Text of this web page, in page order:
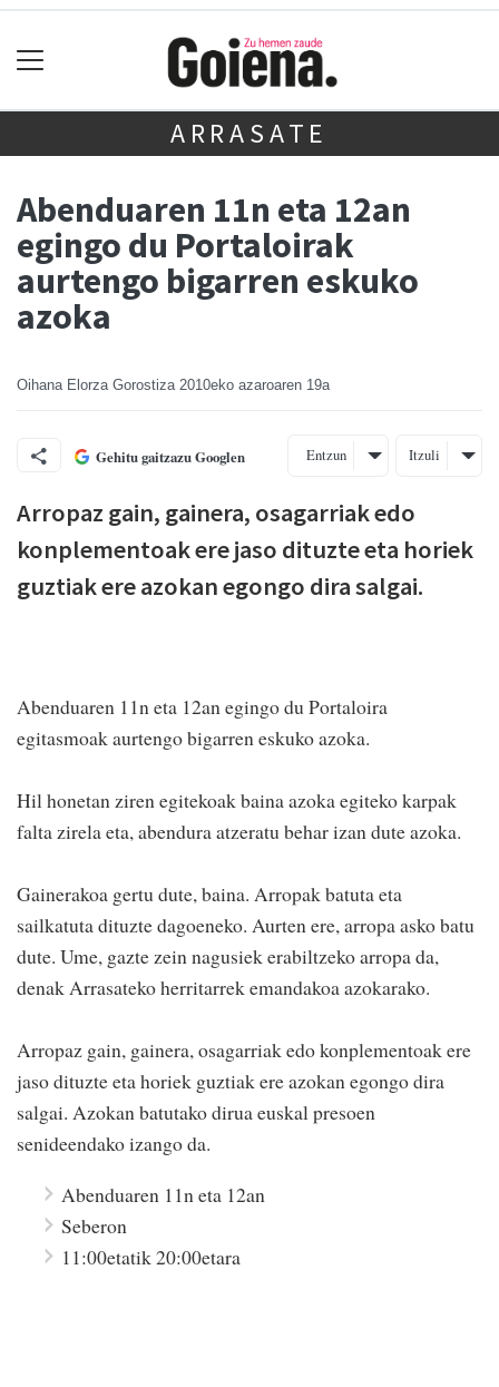
ARRASATE
Abenduaren 11n eta 12an
egingo du Portaloirak
aurtengo bigarren eskuko
azoka
Oihana Elorza Gorostiza 2010eko azaroaren 19a
Gehitu gaitzazu Googlen Entzun Itzuli
Arropaz gain, gainera, osagarriak edo
konplementoak ere jaso dituzte eta horiek
guztiak ere azokan egongo dira salgai.
Abenduaren 11n eta 12an egingo du Portaloira
egitasmoak aurtengo bigarren eskuko azoka.
Hil honetan ziren egitekoak baina azoka egiteko karpak
falta zirela eta, abendura atzeratu behar izan dute azoka.
Gainerakoa gertu dute, baina. Arropak batuta eta
sailkatuta dituzte dagoeneko. Aurten ere, arropa asko batu
dute. Ume, gazte zein nagusiek erabiltzeko arropa da,
denak Arrasateko herritarrek emandakoa azokarako.
Arropaz gain, gainera, osagarriak edo konplementoak ere
jaso dituzte eta horiek guztiak ere azokan egongo dira
salgai. Azokan batutako dirua euskal presoen
senideendako izango da.
Abenduaren 11n eta 12an
Seberon
11:00etatik 20:00etara